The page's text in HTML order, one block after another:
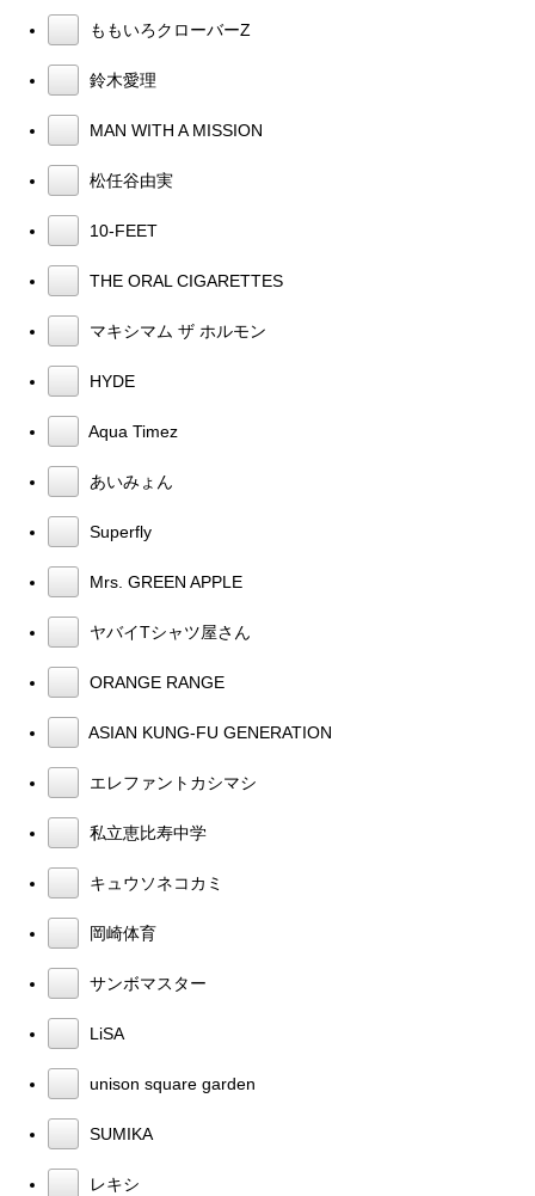
ももいろクローバーZ
鈴木愛理
MAN WITH A MISSION
松任谷由実
10-FEET
THE ORAL CIGARETTES
マキシマム ザ ホルモン
HYDE
Aqua Timez
あいみょん
Superfly
Mrs. GREEN APPLE
ヤバイTシャツ屋さん
ORANGE RANGE
ASIAN KUNG-FU GENERATION
エレファントカシマシ
私立恵比寿中学
キュウソネコカミ
岡崎体育
サンボマスター
LiSA
unison square garden
SUMIKA
レキシ